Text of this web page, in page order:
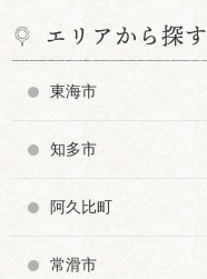
エリアから探す
東海市
知多市
阿久比町
常滑市